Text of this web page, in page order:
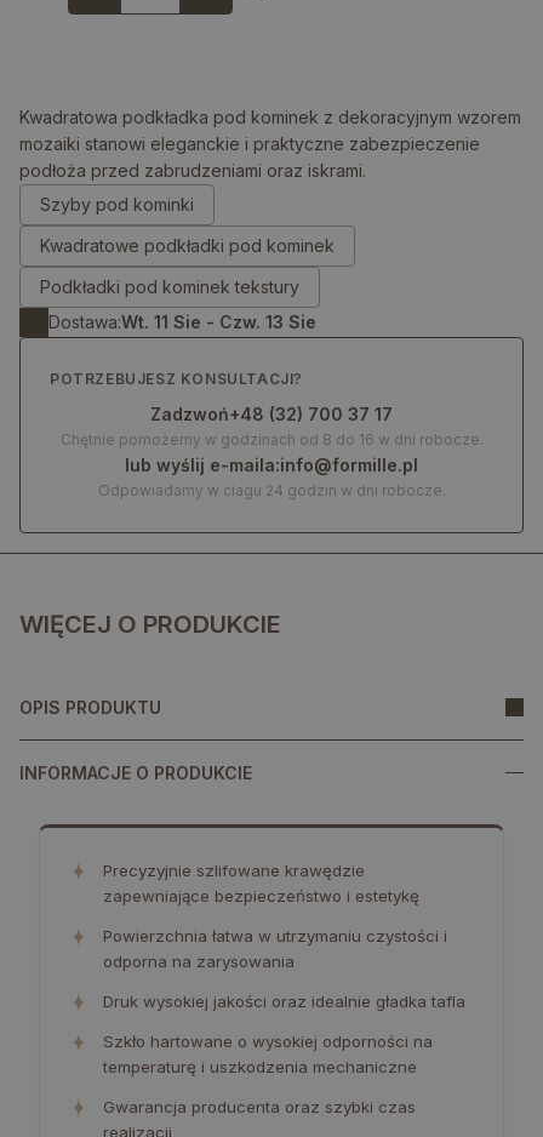
WIĘCEJ O PRODUKCIE
OPIS PRODUKTU
INFORMACJE O PRODUKCIE
✦
Precyzyjnie szlifowane krawędzie
zapewniające bezpieczeństwo i estetykę
✦
Powierzchnia łatwa w utrzymaniu czystości i
odporna na zarysowania
✦ Druk wysokiej jakości oraz idealnie gładka tafla
✦
Szkło hartowane o wysokiej odporności na
temperaturę i uszkodzenia mechaniczne
✦
Gwarancja producenta oraz szybki czas
realizacji
0.00zł
Kwadratowa podkładka pod kominek z dekoracyjnym wzorem
mozaiki stanowi eleganckie i praktyczne zabezpieczenie
podłoża przed zabrudzeniami oraz iskrami.
Szyby pod kominki
Kwadratowe podkładki pod kominek
Podkładki pod kominek tekstury
Dostawa:Wt. 11 Sie - Czw. 13 Sie
POTRZEBUJESZ KONSULTACJI?
Zadzwoń+48 (32) 700 37 17
Chętnie pomożemy w godzinach od 8 do 16 w dni robocze.
lub wyślij e-maila:info@formille.pl
Odpowiadamy w ciagu 24 godzin w dni robocze.